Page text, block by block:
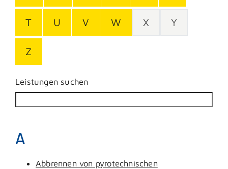
T U V W X Y
Z
Leistungen suchen
A
Abbrennen von pyrotechnischen